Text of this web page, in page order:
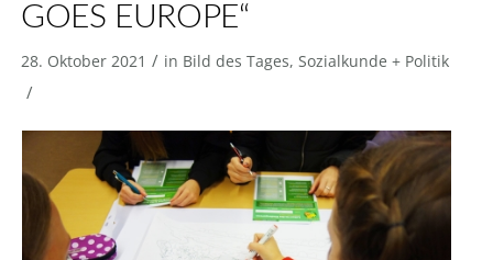
GOES EUROPE“
28. Oktober 2021 / in Bild des Tages, Sozialkunde + Politik
/